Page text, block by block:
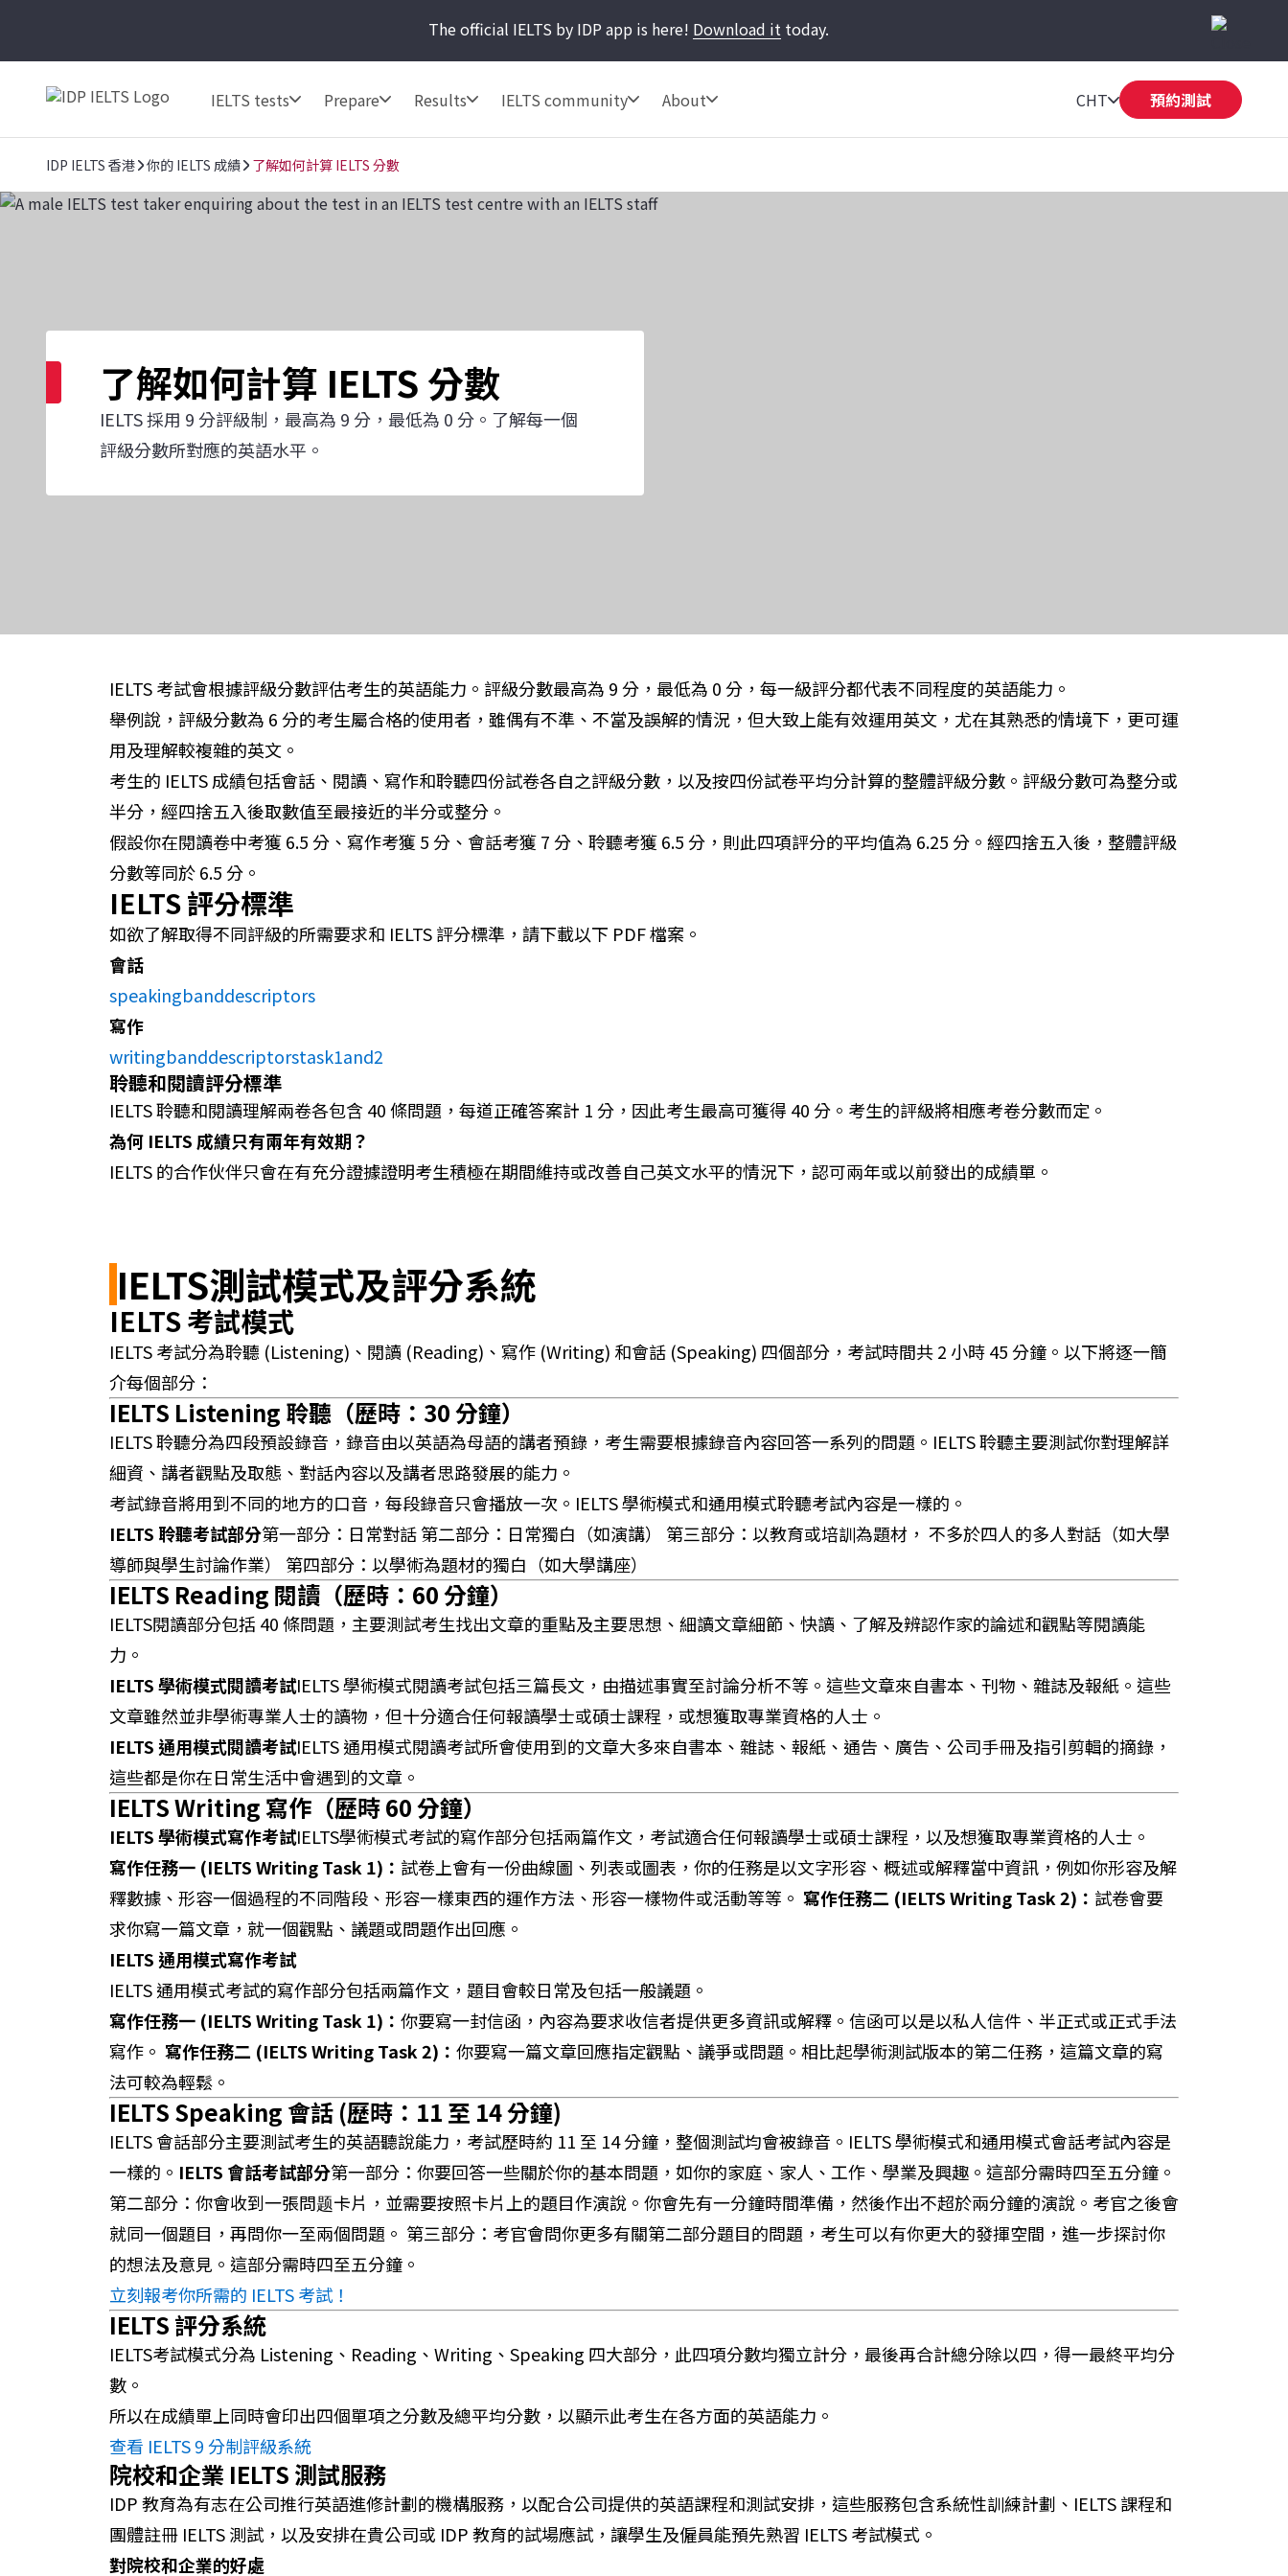
The official IELTS by IDP app is here! Download it today.
IELTS tests Prepare Results IELTS community About CHT 預約測試
IDP IELTS 香港 你的 IELTS 成績 了解如何計算 IELTS 分數
了解如何計算 IELTS 分數
IELTS 採用 9 分評級制，最高為 9 分，最低為 0 分。了解每一個
評級分數所對應的英語水平。
IELTS 考試會根據評級分數評估考生的英語能力。評級分數最高為 9 分，最低為 0 分，每一級評分都代表不同程度的英語能力。
舉例說，評級分數為 6 分的考生屬合格的使用者，雖偶有不準、不當及誤解的情況，但大致上能有效運用英文，尤在其熟悉的情境下，更可運
用及理解較複雜的英文。
考生的 IELTS 成績包括會話、閱讀、寫作和聆聽四份試卷各自之評級分數，以及按四份試卷平均分計算的整體評級分數。評級分數可為整分或
半分，經四捨五入後取數值至最接近的半分或整分。
假設你在閱讀卷中考獲 6.5 分、寫作考獲 5 分、會話考獲 7 分、聆聽考獲 6.5 分，則此四項評分的平均值為 6.25 分。經四捨五入後，整體評級
分數等同於 6.5 分。
IELTS 評分標準
如欲了解取得不同評級的所需要求和 IELTS 評分標準，請下載以下 PDF 檔案。
會話
speakingbanddescriptors
寫作
writingbanddescriptorstask1and2
聆聽和閱讀評分標準
IELTS 聆聽和閱讀理解兩卷各包含 40 條問題，每道正確答案計 1 分，因此考生最高可獲得 40 分。考生的評級將相應考卷分數而定。
為何 IELTS 成績只有兩年有效期？
IELTS 的合作伙伴只會在有充分證據證明考生積極在期間維持或改善自己英文水平的情況下，認可兩年或以前發出的成績單。
IELTS測試模式及評分系統
IELTS 考試模式
IELTS 考試分為聆聽 (Listening)、閱讀 (Reading)、寫作 (Writing) 和會話 (Speaking) 四個部分，考試時間共 2 小時 45 分鐘。以下將逐一簡
介每個部分：
IELTS Listening 聆聽 （歷時：30 分鐘）
IELTS 聆聽分為四段預設錄音，錄音由以英語為母語的講者預錄，考生需要根據錄音內容回答一系列的問題。IELTS 聆聽主要測試你對理解詳
細資、講者觀點及取態、對話內容以及講者思路發展的能力。
考試錄音將用到不同的地方的口音，每段錄音只會播放一次。IELTS 學術模式和通用模式聆聽考試內容是一樣的。
IELTS 聆聽考試部分第一部分：日常對話 第二部分：日常獨白（如演講） 第三部分：以教育或培訓為題材， 不多於四人的多人對話（如大學
導師與學生討論作業） 第四部分：以學術為題材的獨白（如大學講座）
IELTS Reading 閱讀 （歷時：60 分鐘）
IELTS閱讀部分包括 40 條問題，主要測試考生找出文章的重點及主要思想、細讀文章細節、快讀、了解及辨認作家的論述和觀點等閱讀能
力。
IELTS 學術模式閱讀考試IELTS 學術模式閱讀考試包括三篇長文，由描述事實至討論分析不等。這些文章來自書本、刊物、雜誌及報紙。這些
文章雖然並非學術專業人士的讀物，但十分適合任何報讀學士或碩士課程，或想獲取專業資格的人士。
IELTS 通用模式閱讀考試IELTS 通用模式閱讀考試所會使用到的文章大多來自書本、雜誌、報紙、通告、廣告、公司手冊及指引剪輯的摘錄，
這些都是你在日常生活中會遇到的文章。
IELTS Writing 寫作 （歷時 60 分鐘）
IELTS 學術模式寫作考試IELTS學術模式考試的寫作部分包括兩篇作文，考試適合任何報讀學士或碩士課程，以及想獲取專業資格的人士。
寫作任務一 (IELTS Writing Task 1)： 試卷上會有一份曲線圖、列表或圖表，你的任務是以文字形容、概述或解釋當中資訊，例如你形容及解
釋數據、形容一個過程的不同階段、形容一樣東西的運作方法、形容一樣物件或活動等等。 寫作任務二 (IELTS Writing Task 2)： 試卷會要
求你寫一篇文章，就一個觀點、議題或問題作出回應。
IELTS 通用模式寫作考試
IELTS 通用模式考試的寫作部分包括兩篇作文，題目會較日常及包括一般議題。
寫作任務一 (IELTS Writing Task 1)： 你要寫一封信函，內容為要求收信者提供更多資訊或解釋。信函可以是以私人信件、半正式或正式手法
寫作。 寫作任務二 (IELTS Writing Task 2)： 你要寫一篇文章回應指定觀點、議爭或問題。相比起學術測試版本的第二任務，這篇文章的寫
法可較為輕鬆。
IELTS Speaking 會話 (歷時：11 至 14 分鐘)
IELTS 會話部分主要測試考生的英語聽說能力，考試歷時約 11 至 14 分鐘，整個測試均會被錄音。IELTS 學術模式和通用模式會話考試內容是
一樣的。 IELTS 會話考試部分第一部分：你要回答一些關於你的基本問題，如你的家庭、家人、工作、學業及興趣。這部分需時四至五分鐘。
第二部分：你會收到一張問题卡片，並需要按照卡片上的題目作演說。你會先有一分鐘時間準備，然後作出不超於兩分鐘的演說。考官之後會
就同一個題目，再問你一至兩個問題。 第三部分：考官會問你更多有關第二部分題目的問題，考生可以有你更大的發揮空間，進一步探討你
的想法及意見。這部分需時四至五分鐘。
立刻報考你所需的 IELTS 考試！
IELTS 評分系統
IELTS考試模式分為 Listening、Reading、Writing、Speaking 四大部分，此四項分數均獨立計分，最後再合計總分除以四，得一最終平均分
數。
所以在成績單上同時會印出四個單項之分數及總平均分數，以顯示此考生在各方面的英語能力。
查看 IELTS 9 分制評級系統
院校和企業 IELTS 測試服務
IDP 教育為有志在公司推行英語進修計劃的機構服務，以配合公司提供的英語課程和測試安排，這些服務包含系統性訓練計劃、IELTS 課程和
團體註冊 IELTS 測試，以及安排在貴公司或 IDP 教育的試場應試，讓學生及僱員能預先熟習 IELTS 考試模式。
對院校和企業的好處